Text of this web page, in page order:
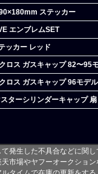
ステッカー
エンブレムSET
ッカー レッド
ロス ガスキャップ 82〜95
ロス ガスキャップ 96モデ
ターシリンダーキャップ
て発生した不具合などに関
天市場やヤフーオークショ